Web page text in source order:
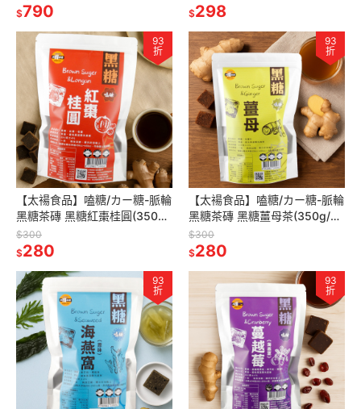
$790
$298
93
折
【太禓食品】嗑糖/カー糖-脈輪
黑糖茶磚 黑糖紅棗桂圓(350g/
包)
$300
$280
93
折
【太禓食品】嗑糖/カー糖-脈輪
黑糖茶磚 黑糖薑母茶(350g/
包)
$300
$280
93
折
93
折